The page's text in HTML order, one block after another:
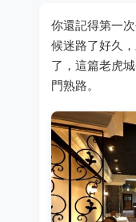
你還記得第一
候迷路了好久
了，這篇老虎
門熟路。